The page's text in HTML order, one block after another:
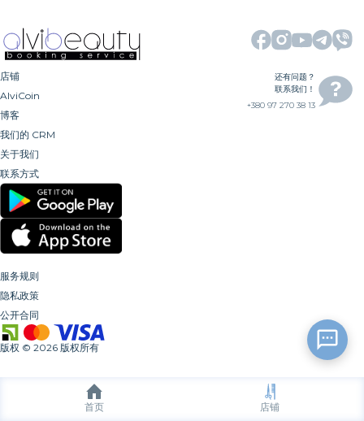
首页 店铺
店铺
AlviCoin
博客
我们的 CRM
关于我们
联系方式
还有问题？
联系我们！
+380 97 270 38 13
服务规则
隐私政策
公开合同
版权 © 2026 版权所有